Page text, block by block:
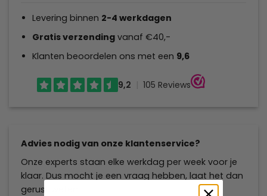
Levering binnen 2-4 werkdagen
Gratis verzendingvanaf €40,-
Klanten beoordelen ons met een 9,6
Advies nodig van onze klantenservice?
Onze experts staan elke werkdag per week voor je
klaar. Dus mocht je een vraag hebben, laat het dan
gerust weten.